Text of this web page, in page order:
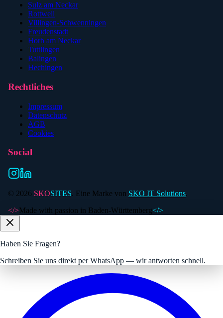
Sulz am Neckar
Rottweil
Villingen-Schwenningen
Freudenstadt
Horb am Neckar
Tuttlingen
Balingen
Hechingen
Rechtliches
Impressum
Datenschutz
AGB
Cookies
Social
© 2026 SKOSITES. Eine Marke von SKO IT Solutions.
</>Made with passion in Baden-Württemberg</>
Haben Sie Fragen?
Schreiben Sie uns direkt per WhatsApp — wir antworten schnell.